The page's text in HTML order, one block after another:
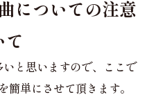
についての注意
と思いますので、ここで
簡単にさせて頂きます。